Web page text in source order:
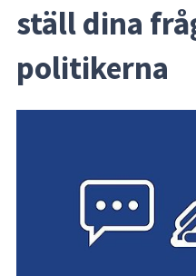
ställ dina
politikerna